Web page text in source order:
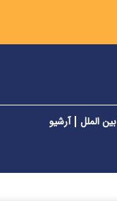
بین الملل آرشیو